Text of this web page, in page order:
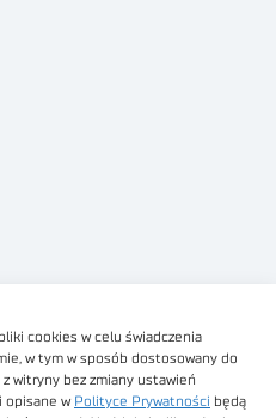
cookies w celu świadczenia
w tym w sposób dostosowany do
witryny bez zmiany ustawień
opisane w Polityce Prywatności będą